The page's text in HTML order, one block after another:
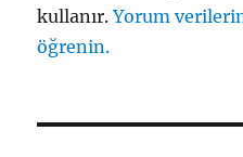
kullanır.Yorum
öğrenin.